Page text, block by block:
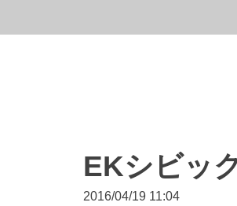
EKシビッ
2016/04/19 11:04